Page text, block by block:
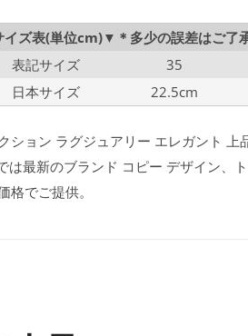
ズ表(単位cm)▼＊多少の誤差はご了
表記サイズ
35
日本サイズ
22.5cm
ション ラグジュアリー エレガント
は最新のブランド コピー デザイン、
格でご提供。